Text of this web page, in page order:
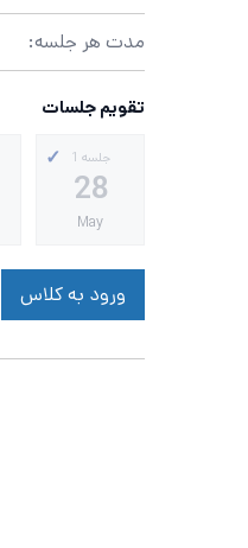
مدت هر جلسه:
تقویم جلسات
جلسه 1
28
May
ورود به کلاس